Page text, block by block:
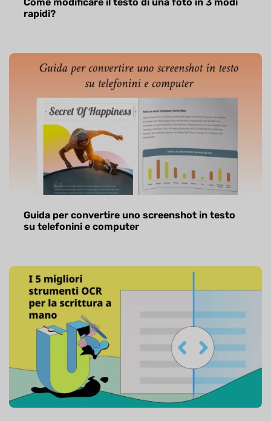
rapidi?
Guida per convertire uno screenshot in testo
su telefonini e computer